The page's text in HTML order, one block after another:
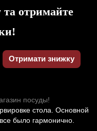
отримайте
Отримати знижку
посуды!
стола. Основной
было гармонично.